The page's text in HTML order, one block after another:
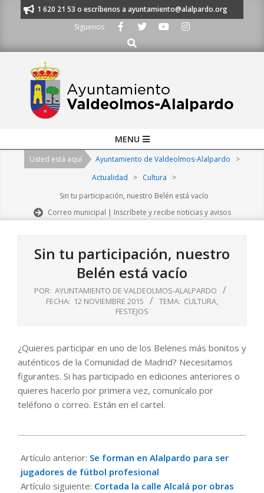
al 91 620 21 53 o escríbenos a ayuntamiento@alalpardo.org
Síguenos
Buscar
Navigation
MENU
Usted está aquí Ayuntamiento de Valdeolmos-Alalpardo
>
Actualidad
> Cultura
>
Sin tu participación, nuestro Belén está vacío
Correo municipal | Inscríbete y recibe noticias y avisos
Sin tu participación, nuestro
Belén está vacío
POR: AYUNTAMIENTO DE VALDEOLMOS-ALALPARDO
FECHA: 12 NOVIEMBRE 2015 TEMA: CULTURA,
FESTEJOS
¿Quieres participar en uno de los Belenes más bonitos y
auténticos de la Comunidad de Madrid? Necesitamos
figurantes. Si has participado en ediciones anteriores o
quieres hacerlo por primera vez, comunícalo por
teléfono o correo. Están en el cartel.
11-
12
Artículo anterior: Se forman en Alalpardo para ser
jugadores de fútbol profesional
Artículo siguiente: Cortada la calle Alcalá por obras